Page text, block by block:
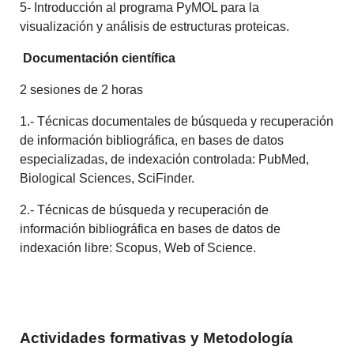
5- Introducción al programa PyMOL para la
visualización y análisis de estructuras proteicas.
Documentación científica
2 sesiones de 2 horas
1.- Técnicas documentales de búsqueda y recuperación
de información bibliográfica, en bases de datos
especializadas, de indexación controlada: PubMed,
Biological Sciences, SciFinder.
2.- Técnicas de búsqueda y recuperación de
información bibliográfica en bases de datos de
indexación libre: Scopus, Web of Science.
Actividades formativas y Metodología